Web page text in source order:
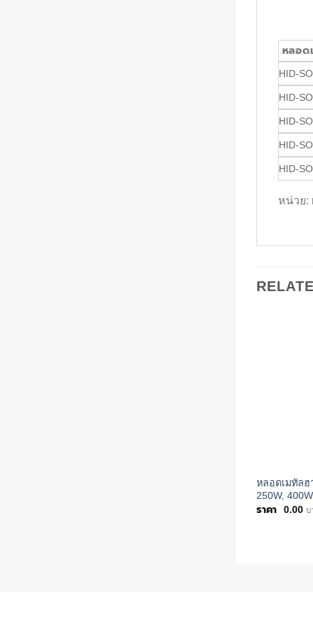
หลอด
HID-
HID-
HID-
HID-
HID-
หน่วย:
หลอดเมทัลฮ
250W,
0.00 บ